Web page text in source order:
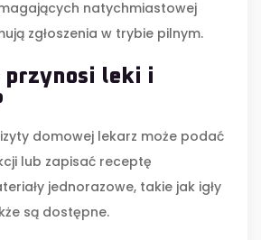
natychmiastowej
zgłoszenia w trybie pilnym.
przynosi leki i
domowej lekarz może podać
lub zapisać receptę
jednorazowe, takie jak igły
są dostępne.